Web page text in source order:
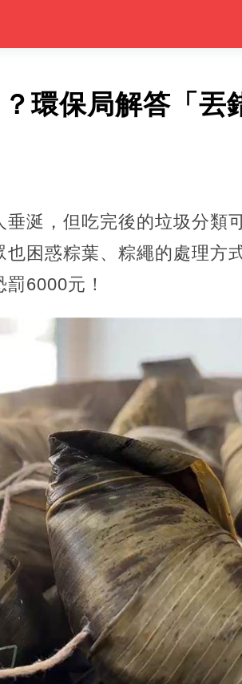
環保局解答「丟
涎，但吃完後的垃圾分類
困惑粽葉、粽繩的處理方
6000元！